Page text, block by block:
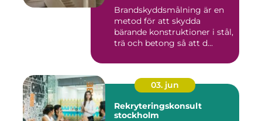
Brandskyddsmålning är en
metod för att skydda
bärande konstruktioner i stål,
trä och betong så att d...
03. jun
Rekryteringskonsult
stockholm